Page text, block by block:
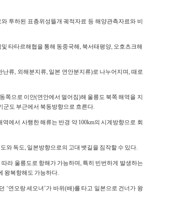
투하된 표층위성뜰개 궤적자료 등 해양관측자료와 비
타타르해협을 통해 동중국해, 북서태평양, 오호츠크해
류, 외해분지류, 일본 연안분지류)로 나누어지며, 때로
쪽으로 이안(연안에서 멀어짐)해 울릉도 북쪽 해역을 지
군도 부근에서 북동방향으로 흐른다.
에서 사행한 해류는 반경 약 100km의 시계방향으로 회
와 독도, 일본방향으로의 고대 뱃길을 짐작할 수 있다.
라 울릉도로 항해가 가능하며, 특히 빈번하게 발생하는
왕복항해도 가능하다.
‘연오랑 세오녀’가 바위(배)를 타고 일본으로 건너가 왕